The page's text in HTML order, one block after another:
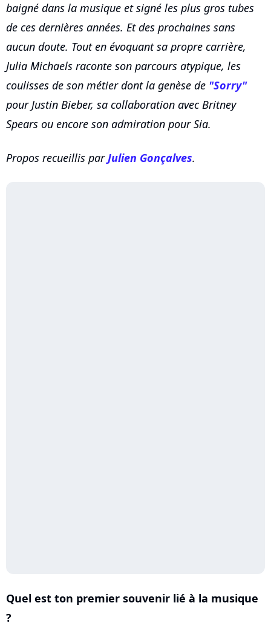
baigné dans la musique et signé les plus gros tubes
de ces dernières années. Et des prochaines sans
aucun doute. Tout en évoquant sa propre carrière,
Julia Michaels raconte son parcours atypique, les
coulisses de son métier dont la genèse de "Sorry"
pour Justin Bieber, sa collaboration avec Britney
Spears ou encore son admiration pour Sia.
Propos recueillis parJulien Gonçalves.
Quel est ton premier souvenir lié à la musique
?